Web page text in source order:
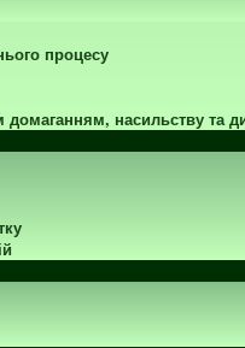
процесу
насильству та